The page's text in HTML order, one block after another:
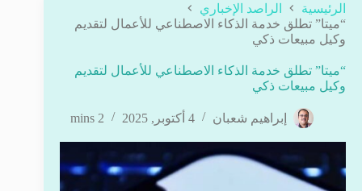
الرئيسية
الراصد الإخباري
“ميتا” تطلق خدمة الذكاء الاصطناعي للأعمال لتقديم
وكيل مبيعات ذكي
“ميتا” تطلق خدمة الذكاء الاصطناعي للأعمال لتقديم
وكيل مبيعات ذكي
إبراهيم شعبان 4 أكتوبر, 2025 2 mins